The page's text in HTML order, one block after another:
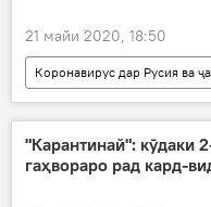
21 майи 2020, 18:50
Дар ҷаҳон
Ҳамаи
Тандурустӣ
"Карантинай": кӯдаки
гаҳвораро рад кард-